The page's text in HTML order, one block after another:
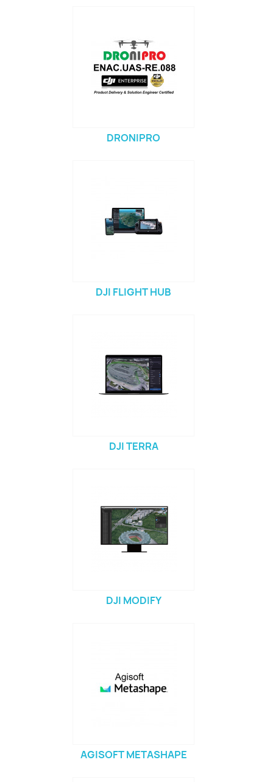
DRONIPRO
DJI FLIGHT HUB
DJI TERRA
DJI MODIFY
AGISOFT METASHAPE